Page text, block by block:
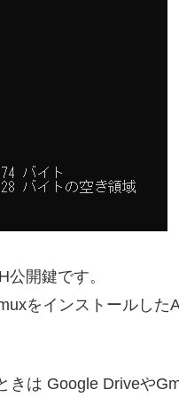
開鍵です。
をインストールした
は Google Driveや